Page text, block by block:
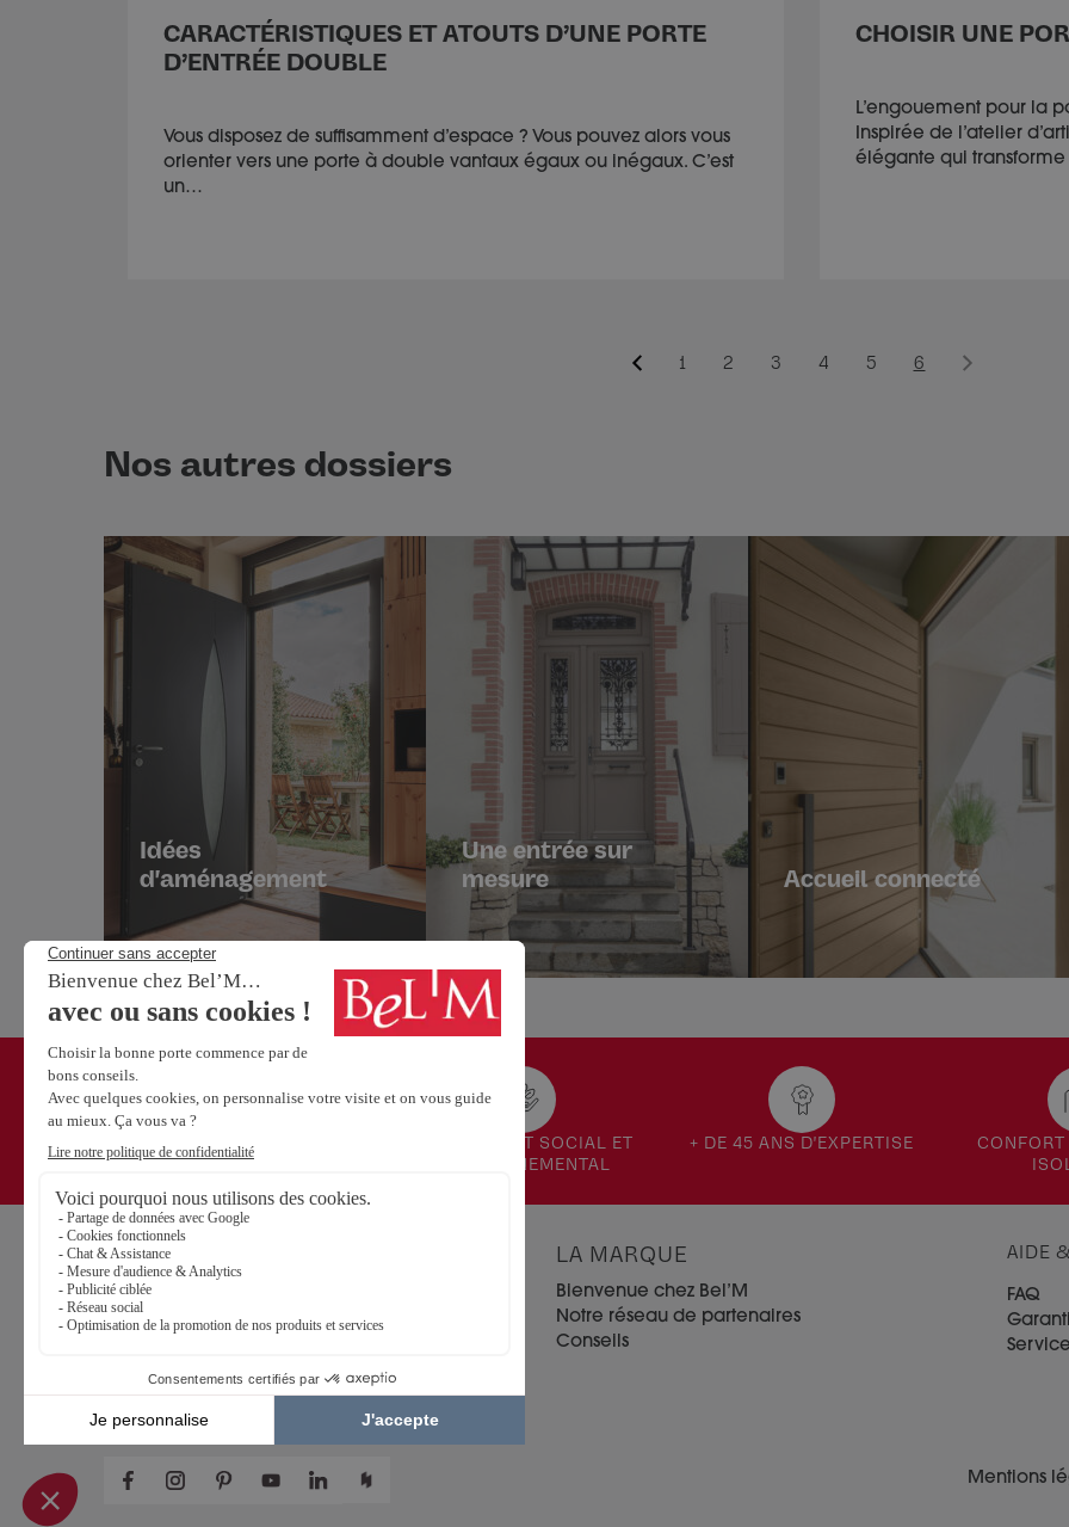
CARACTÉRISTIQUES ET ATOUTS D’UNE PORTE
D’ENTRÉE DOUBLE
Vous disposez de suffisamment d’espace ? Vous pouvez alors vous
orienter vers une porte à double vantaux égaux ou inégaux. C’est
un…
CHOISIR UNE
L’engouement pour la
Inspirée de l’atelier
élégante qui transforme
1 2 3 4 5 6
Nos autres dossiers
Idées
d'aménagement
Une entrée sur
mesure
Accueil connecté
CONCEPTION ET FABRICATION
FRANÇAISE
ENGAGEMENT SOCIAL ET
ENVIRONNEMENTAL
+ DE 45 ANS D'EXPERTISE
CONFORT
NOS PORTES
Portes d’entrée Aluminium
Portes d’entrée Acier
LA MARQUE
Bienvenue chez Bel’M
Notre réseau de partenaires
Conseils
AIDE
FAQ
SUIVEZ-NOUS SUR LES RÉSEAUX SOCIAUX !
Mentions